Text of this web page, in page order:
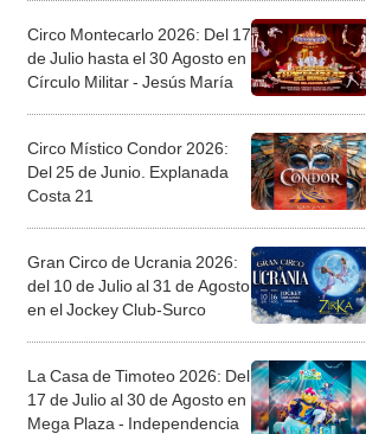
Circo Montecarlo 2026: Del 17
de Julio hasta el 30 Agosto en
Círculo Militar - Jesús María
Circo Místico Condor 2026:
Del 25 de Junio. Explanada
Costa 21
Gran Circo de Ucrania 2026:
del 10 de Julio al 31 de Agosto
en el Jockey Club-Surco
La Casa de Timoteo 2026: Del
17 de Julio al 30 de Agosto en
Mega Plaza - Independencia